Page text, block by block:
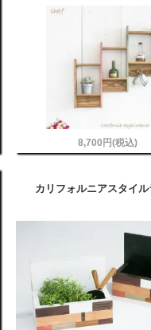
8,700円(税込)
カリフォルニアスタイル